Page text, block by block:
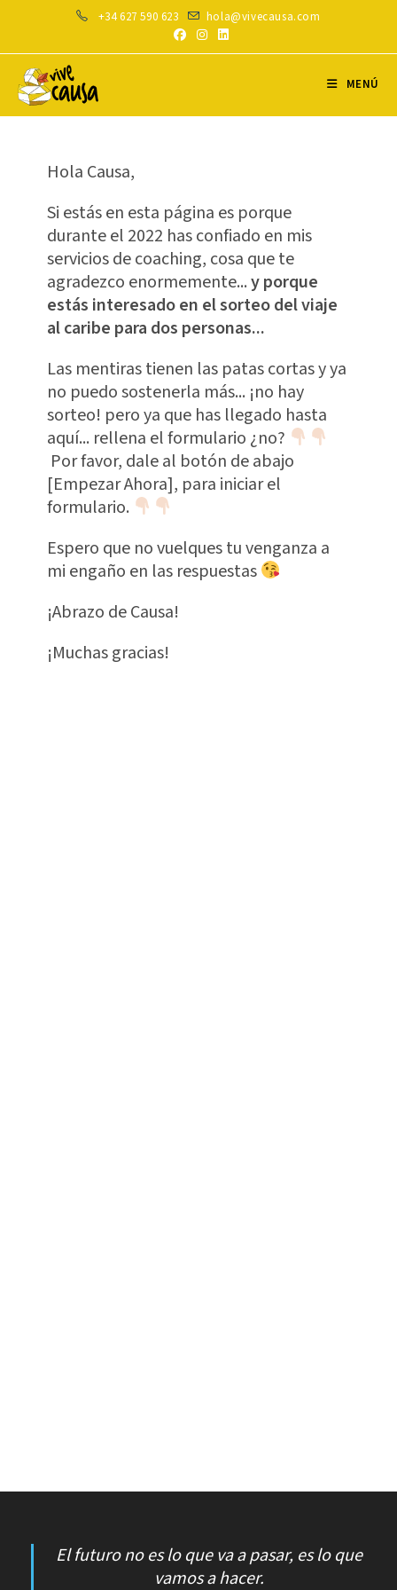
+34 627 590 623 hola@vivecausa.com
MENÚ
Hola Causa,
Si estás en esta página es porque
durante el 2022 has confiado en mis
servicios de coaching, cosa que te
agradezco enormemente...y porque
estás interesado en el sorteo del viaje
al caribe para dos personas...
Las mentiras tienen las patas cortas y ya
no puedo sostenerla más... ¡no hay
sorteo! pero ya que has llegado hasta
aquí... rellena el formulario ¿no?
Por favor, dale al botón de abajo
[Empezar Ahora], para iniciar el
formulario.
Espero que no vuelques tu venganza a
mi engaño en las respuestas
¡Abrazo de Causa!
¡Muchas gracias!
El futuro no es lo que va a pasar, es lo que
vamos a hacer.